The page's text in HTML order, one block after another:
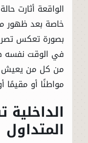
الواقعة أثارت
خاصة بعد ظهور
بصورة تعكس
في الوقت نفسه
من كل من يعيش
مواطنًا أو مقيمًا
المتداول